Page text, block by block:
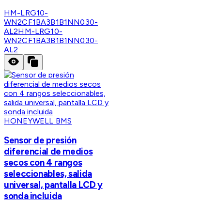
HM-LRG10-
WN2CF1BA3B1B1NN030-
AL2HM-LRG10-
WN2CF1BA3B1B1NN030-
AL2
HONEYWELL BMS
Sensor de presión
diferencial de medios
secos con 4 rangos
seleccionables, salida
universal, pantalla LCD y
sonda incluida